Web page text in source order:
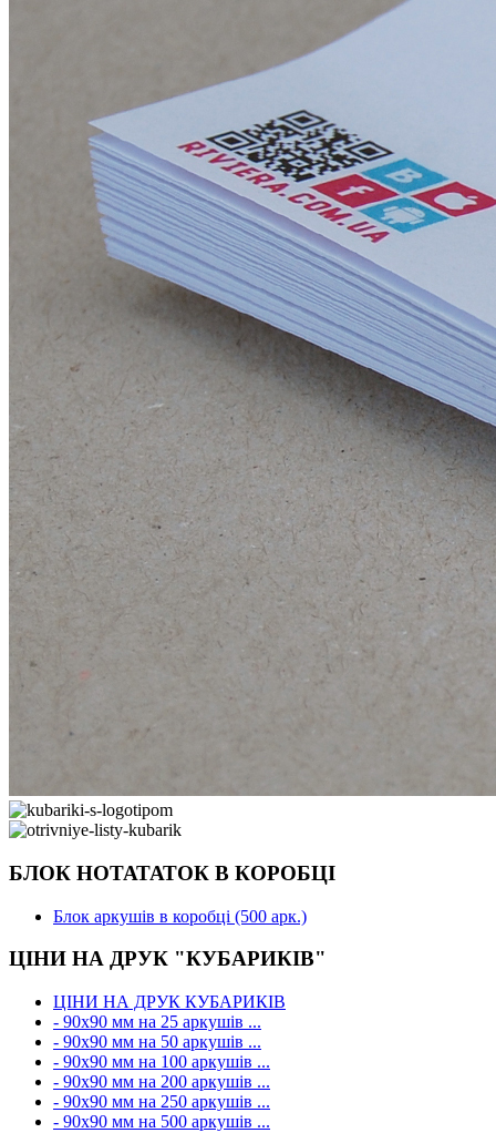
БЛОК НОТАТАТОК В КОРОБЦІ
Блок аркушів в коробці (500 арк.)
ЦІНИ НА ДРУК "КУБАРИКІВ"
ЦІНИ НА ДРУК КУБАРИКІВ
- 90х90 мм на 25 аркушів ...
- 90х90 мм на 50 аркушів ...
- 90х90 мм на 100 аркушів ...
- 90х90 мм на 200 аркушів ...
- 90х90 мм на 250 аркушів ...
- 90х90 мм на 500 аркушів ...